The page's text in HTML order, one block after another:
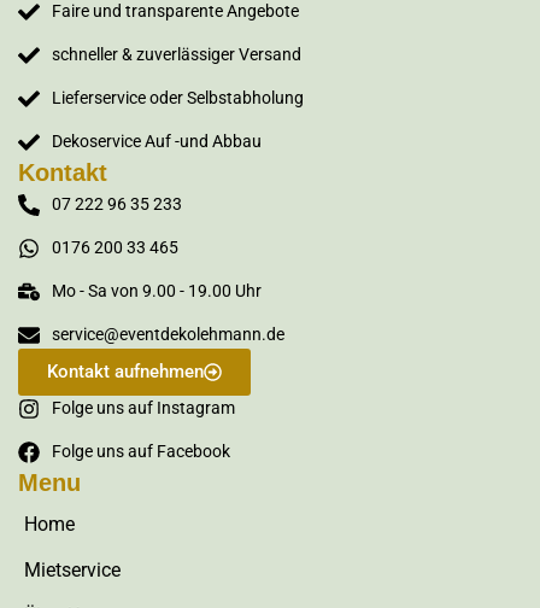
Faire und transparente Angebote
schneller & zuverlässiger Versand
Lieferservice oder Selbstabholung
Dekoservice Auf -und Abbau
Kontakt
07 222 96 35 233
0176 200 33 465
Mo - Sa von 9.00 - 19.00 Uhr
service@eventdekolehmann.de
Kontakt aufnehmen
Folge uns auf Instagram
Folge uns auf Facebook
Menu
Home
Mietservice